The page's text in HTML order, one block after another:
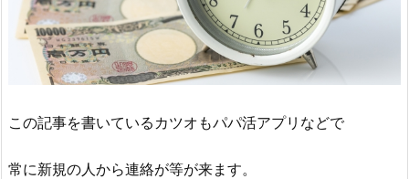
この記事を書いているカツオもパパ活アプリなどで
常に新規の人から連絡が等が来ます。